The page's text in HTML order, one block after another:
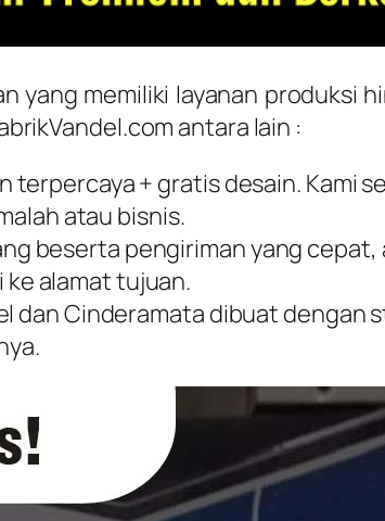
yang memiliki layanan produksi
antara lain :
terpercaya + gratis desain. Kami
atau bisnis.
beserta pengiriman yang
ke alamat tujuan.
dan Cinderamata dibuat